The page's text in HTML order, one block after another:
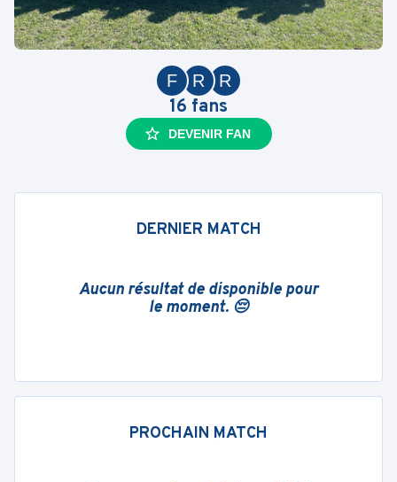
R
R
F
16 fans
DEVENIR FAN
DERNIER MATCH
Aucun résultat de disponible pour
le moment. 😔
PROCHAIN MATCH